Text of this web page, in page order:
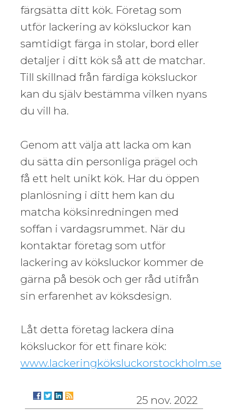
färgsätta ditt kök. Företag som
utför lackering av köksluckor kan
samtidigt färga in stolar, bord eller
detaljer i ditt kök så att de matchar.
Till skillnad från färdiga köksluckor
kan du själv bestämma vilken nyans
du vill ha.
Genom att välja att lacka om kan
du sätta din personliga prägel och
få ett helt unikt kök. Har du öppen
planlösning i ditt hem kan du
matcha köksinredningen med
soffan i vardagsrummet. När du
kontaktar företag som utför
lackering av köksluckor kommer de
gärna på besök och ger råd utifrån
sin erfarenhet av köksdesign.
Låt detta företag lackera dina
köksluckor för ett finare kök:
www.lackeringköksluckorstockholm.se
25 nov. 2022